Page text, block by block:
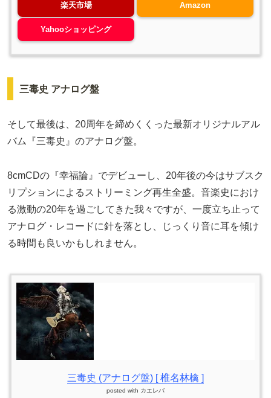
楽天市場 Amazon
Yahooショッピング
三毒史 アナログ盤
そして最後は、20周年を締めくくった最新オリジナルアル
バム『三毒史』のアナログ盤。
8cmCDの『幸福論』でデビューし、20年後の今はサブスク
リプションによるストリーミング再生全盛。音楽史におけ
る激動の20年を過ごしてきた我々ですが、一度立ち止って
アナログ・レコードに針を落とし、じっくり音に耳を傾け
る時間も良いかもしれません。
三毒史 (アナログ盤) [ 椎名林檎 ]
posted with カエレバ